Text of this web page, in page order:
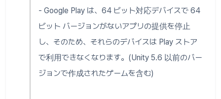
- Google Play は、64 ビット対応デバイスで 64
ビット バージョンがないアプリの提供を停止
し、そのため、それらのデバイスは Play ストア
で利用できなくなります。(Unity 5.6 以前のバー
ジョンで作成されたゲームを含む)